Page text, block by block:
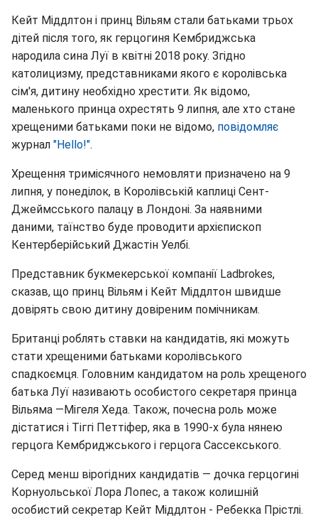
Кейт Міддлтон і принц Вільям стали батьками трьох
дітей після того, як герцогиня Кембриджська
народила сина Луї в квітні 2018 року. Згідно
католицизму, представниками якого є королівська
сім'я, дитину необхідно хрестити. Як відомо,
маленького принца охрестять 9 липня, але хто стане
хрещеними батьками поки не відомо, повідомляє
журнал "Hello!".
Хрещення тримісячного немовляти призначено на 9
липня, у понеділок, в Королівській каплиці Сент-
Джеймсського палацу в Лондоні. За наявними
даними, таїнство буде проводити архієпископ
Кентерберійський Джастін Уелбі.
Представник букмекерської компанії Ladbrokes,
сказав, що принц Вільям і Кейт Міддлтон швидше
довірять свою дитину довіреним помічникам.
Британці роблять ставки на кандидатів, які можуть
стати хрещеними батьками королівського
спадкоємця. Головним кандидатом на роль хрещеного
батька Луї називають особистого секретаря принца
Вільяма —Мігеля Хеда. Також, почесна роль може
дістатися і Тіггі Петтіфер, яка в 1990-х була нянею
герцога Кембриджського і герцога Сассекського.
Серед менш вірогідних кандидатів — дочка герцогині
Корнуольської Лора Лопес, а також колишній
особистий секретар Кейт Міддлтон - Ребекка Прістлі.